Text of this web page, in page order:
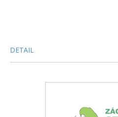
DETAIL